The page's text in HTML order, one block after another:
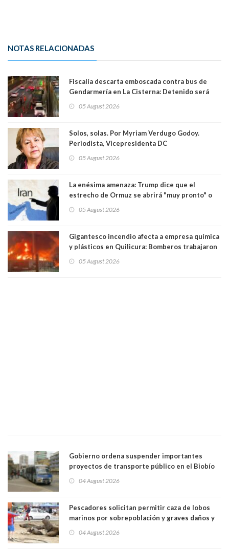
NOTAS RELACIONADAS
Fiscalía descarta emboscada contra bus de
Gendarmería en La Cisterna: Detenido será
05 August 2026
Solos, solas. Por Myriam Verdugo Godoy.
Periodista, Vicepresidenta DC
05 August 2026
La enésima amenaza: Trump dice que el
estrecho de Ormuz se abrirá "muy pronto" o
05 August 2026
Gigantesco incendio afecta a empresa química
y plásticos en Quilicura: Bomberos trabajaron
05 August 2026
Gobierno ordena suspender importantes
proyectos de transporte público en el Biobío
04 August 2026
Pescadores solicitan permitir caza de lobos
marinos por sobrepoblación y graves daños y
04 August 2026